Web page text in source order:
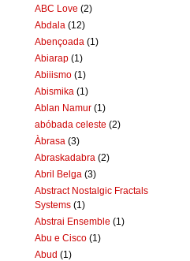
ABC Love (2)
Abdala (12)
Abençoada (1)
Abiarap (1)
Abiiismo (1)
Abismika (1)
Ablan Namur (1)
abóbada celeste (2)
Àbrasa (3)
Abraskadabra (2)
Abril Belga (3)
Abstract Nostalgic Fractals
Systems (1)
Abstrai Ensemble (1)
Abu e Cisco (1)
Abud (1)